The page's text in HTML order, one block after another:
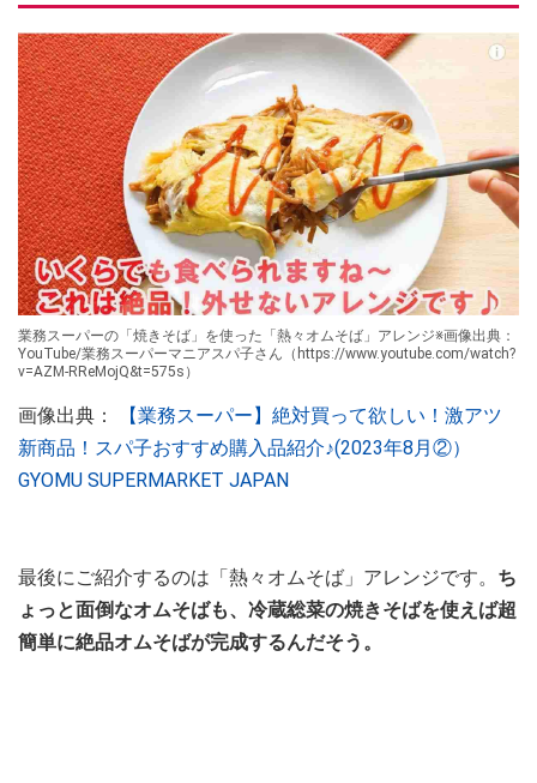
業務スーパーの「焼きそば」を使った「熱々オムそば」アレンジ※画像出典：
YouTube/業務スーパーマニアスパ子さん（https://www.youtube.com/watch?
v=AZM-RReMojQ&t=575s）
画像出典：
【業務スーパー】絶対買って欲しい！激アツ
新商品！スパ子おすすめ購入品紹介♪(2023年8月②）
GYOMU SUPERMARKET JAPAN
最後にご紹介するのは「熱々オムそば」アレンジです。 ち
ょっと面倒なオムそばも、冷蔵総菜の焼きそばを使えば超
簡単に絶品オムそばが完成するんだそう。